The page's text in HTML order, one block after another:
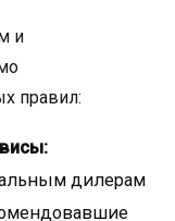
и
правил:
дилерам